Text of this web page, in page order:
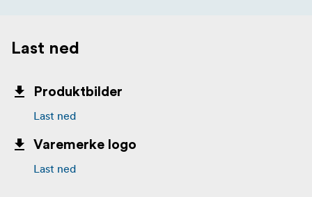
Last ned
Produktbilder
Last ned
Varemerke logo
Last ned